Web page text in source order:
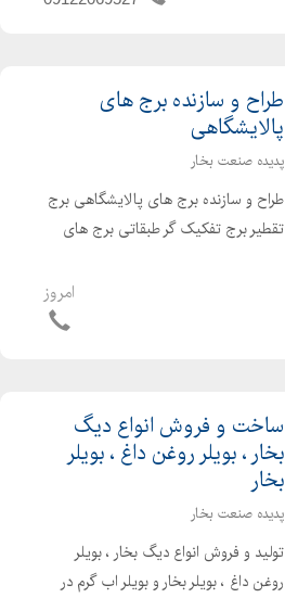
طراح و سازنده برج های
پالایشگاهی
پدیده صنعت بخار
طراح و سازنده برج های پالایشگاهی برج
تقطیر برج تفکیک گر طبقاتی برج های
هیدروکربن ها از یکدیگر مورد استفاده قرار
امروز
ساخت و فروش انواع دیگ
بخار ، بویلر روغن داغ ، بویلر
بخار
پدیده صنعت بخار
تولید و فروش انواع دیگ بخار ، بویلر
روغن داغ ، بویلر بخار و بویلر اب گرم در